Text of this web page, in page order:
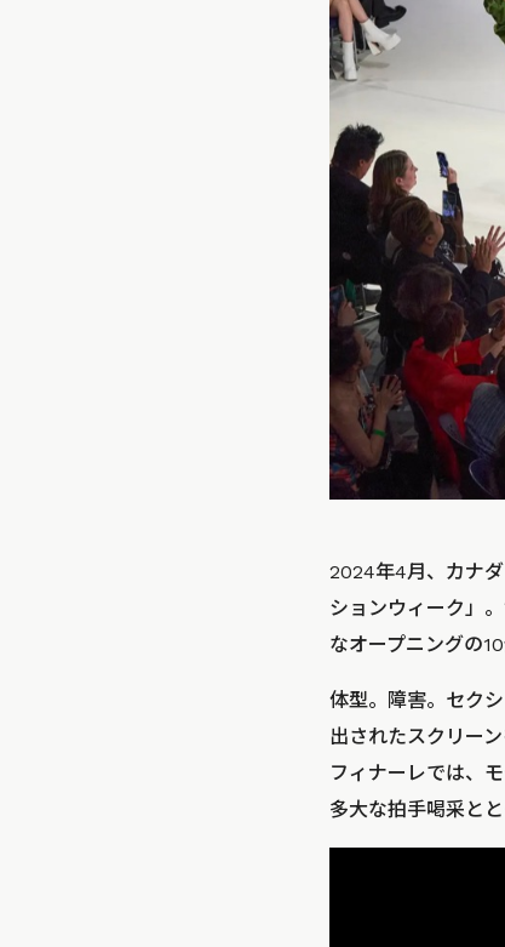
2024年4月、カナ
ションウィーク」
なオープニングの
体型。障害。セク
出されたスクリー
フィナーレでは、
多大な拍手喝采と